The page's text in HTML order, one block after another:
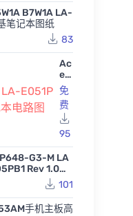
Pura70Ultr
华为手机主
免费
B7W1A LA-
笔记本图纸
83
Ac
er
Pr
ed
at
or
GX
21
-7
1 L
A-
E0
51
P
免
费
95
G3-M LA
Rev 1.0宏
101
手机主板高